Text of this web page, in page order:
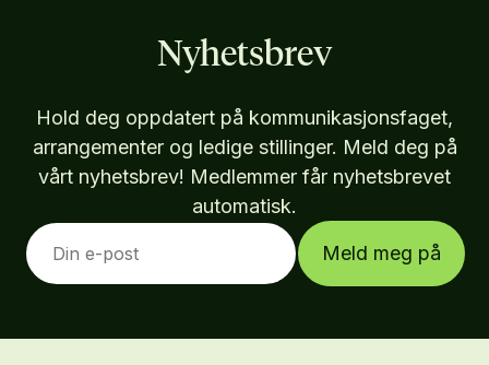
Nyhetsbrev
Hold deg oppdatert på kommunikasjonsfaget,
arrangementer og ledige stillinger. Meld deg på
vårt nyhetsbrev! Medlemmer får nyhetsbrevet
automatisk.
Meld meg på